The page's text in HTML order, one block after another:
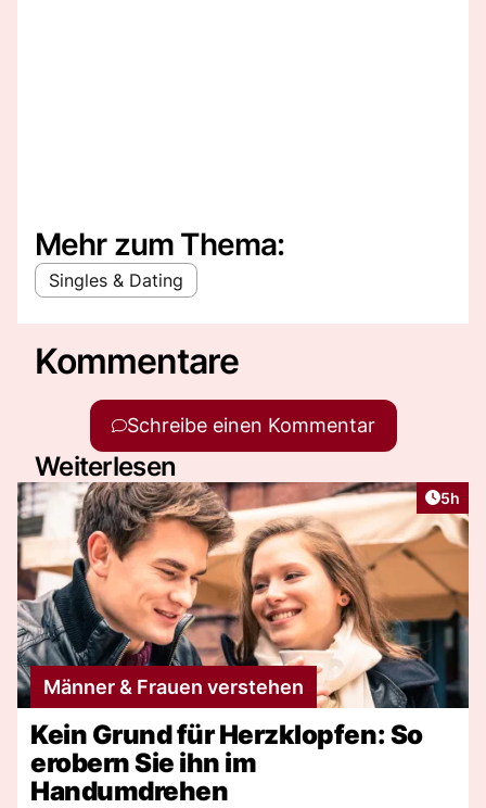
Mehr zum Thema:
Singles & Dating
Kommentare
Schreibe einen Kommentar
Weiterlesen
5h
Männer & Frauen verstehen
Kein Grund für Herzklopfen: So
erobern Sie ihn im
Handumdrehen